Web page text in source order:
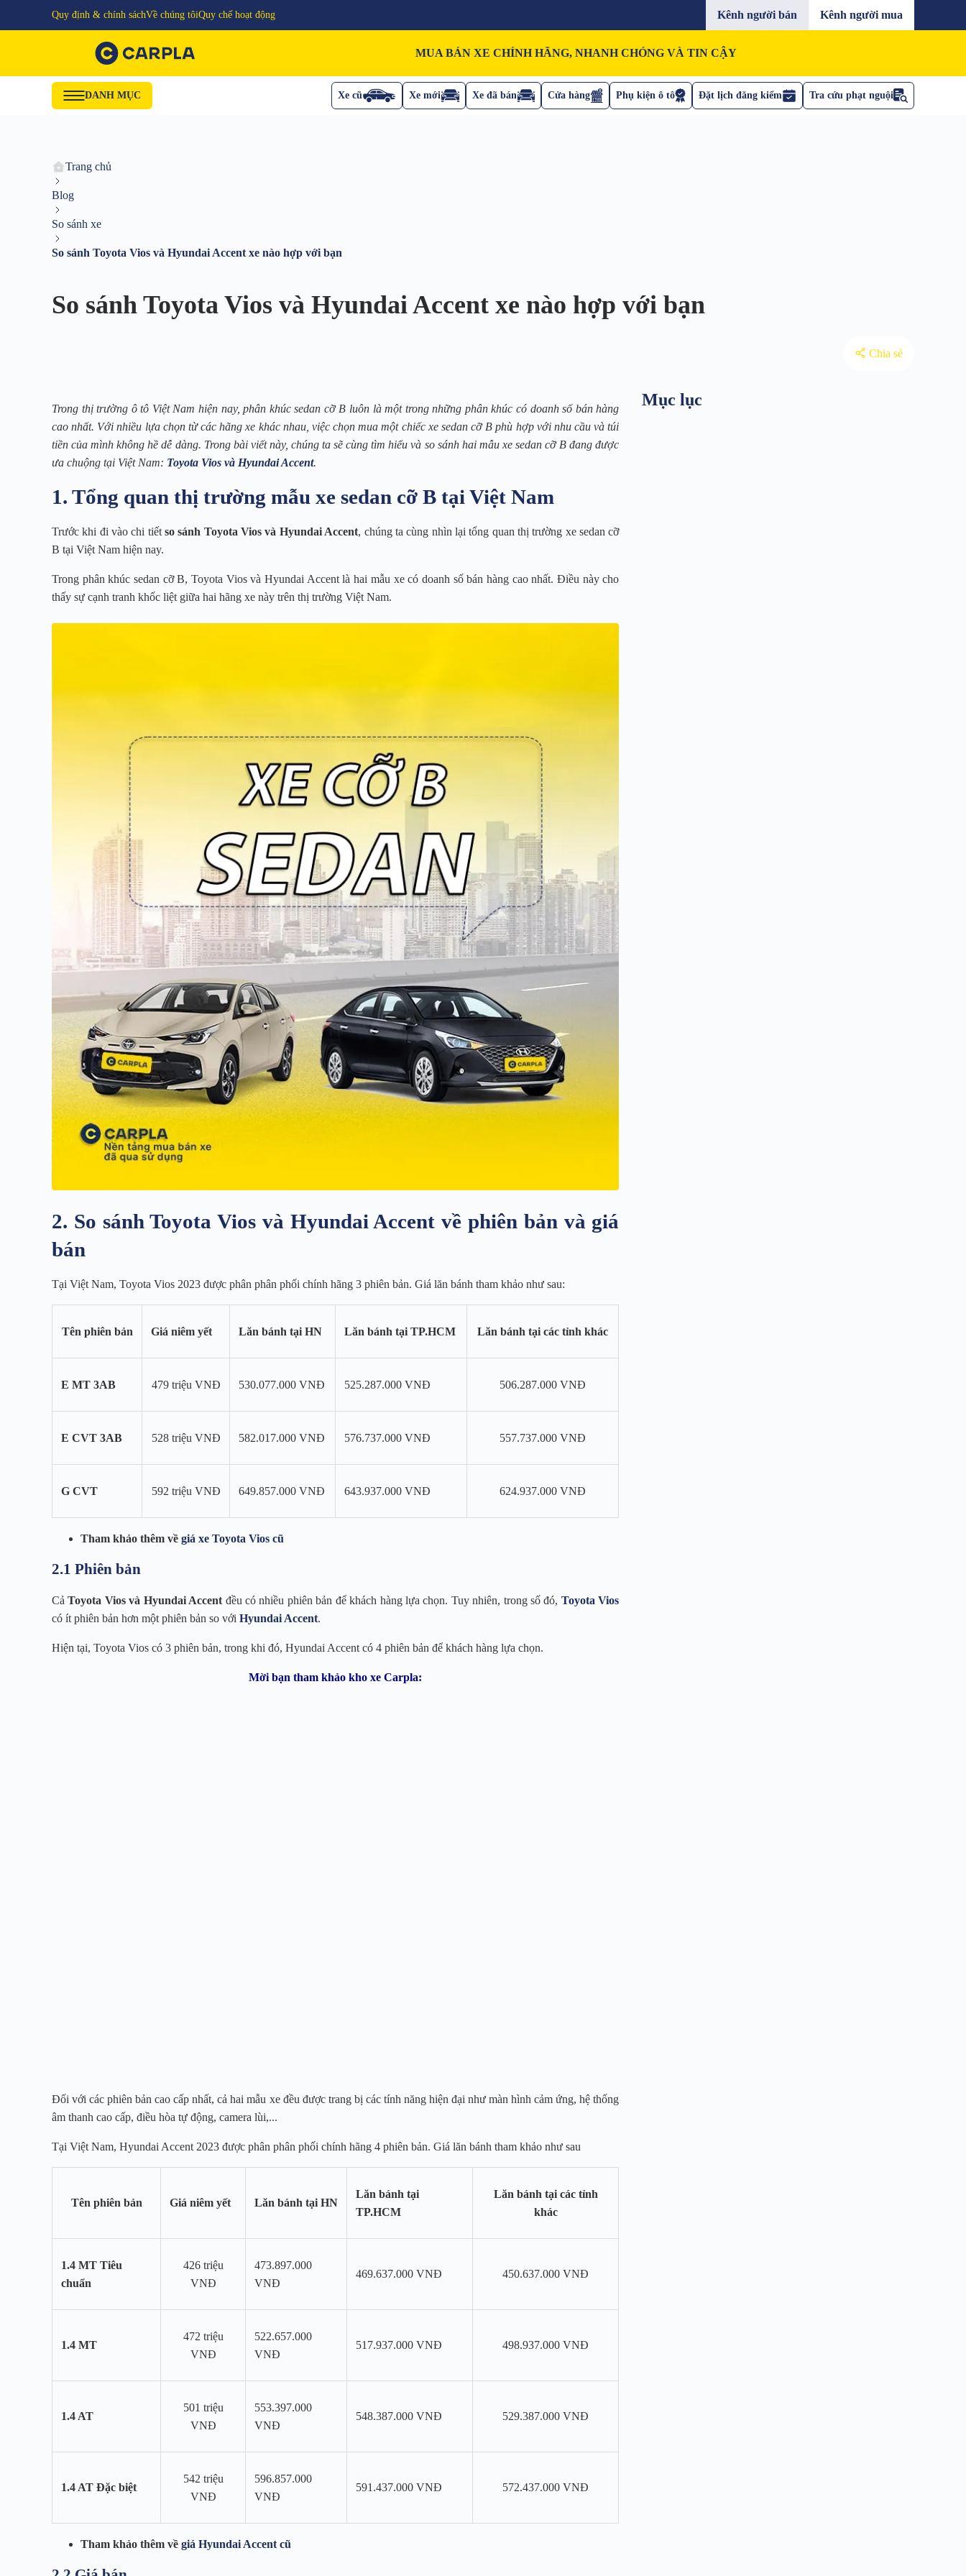
Quy định & chính sáchVề chúng tôiQuy chế hoạt động Kênh người bán Kênh người mua
MUA BÁN XE CHÍNH HÃNG, NHANH CHÓNG VÀ TIN CẬY
DANH MỤC Xe cũ Xe mới Xe đã bán Cửa hàng Phụ kiện ô tô Đặt lịch đăng kiểm Tra cứu phạt nguội
Trang chủ
Blog
So sánh xe
So sánh Toyota Vios và Hyundai Accent xe nào hợp với bạn
So sánh Toyota Vios và Hyundai Accent xe nào hợp với bạn
Chia sẻ
Trong thị trường ô tô Việt Nam hiện nay, phân khúc sedan cỡ B luôn là một trong những phân khúc có doanh số bán hàng
cao nhất. Với nhiều lựa chọn từ các hãng xe khác nhau, việc chọn mua một chiếc xe sedan cỡ B phù hợp với nhu cầu và túi
tiền của mình không hề dễ dàng. Trong bài viết này, chúng ta sẽ cùng tìm hiểu và so sánh hai mẫu xe sedan cỡ B đang được
ưa chuộng tại Việt Nam: Toyota Vios và Hyundai Accent.
1. Tổng quan thị trường mẫu xe sedan cỡ B tại Việt Nam
Trước khi đi vào chi tiếtso sánh Toyota Vios và Hyundai Accent, chúng ta cùng nhìn lại tổng quan thị trường xe sedan cỡ
B tại Việt Nam hiện nay.
Trong phân khúc sedan cỡ B, Toyota Vios và Hyundai Accent là hai mẫu xe có doanh số bán hàng cao nhất. Điều này cho
thấy sự cạnh tranh khốc liệt giữa hai hãng xe này trên thị trường Việt Nam.
2. So sánh Toyota Vios và Hyundai Accent về phiên bản và giá
bán
Tại Việt Nam, Toyota Vios 2023 được phân phân phối chính hãng 3 phiên bản. Giá lăn bánh tham khảo như sau:
Tên phiên bản Giá niêm yết Lăn bánh tại HN Lăn bánh tại TP.HCM Lăn bánh tại các tỉnh khác
E MT 3AB 479 triệu VNĐ 530.077.000 VNĐ 525.287.000 VNĐ 506.287.000 VNĐ
E CVT 3AB 528 triệu VNĐ 582.017.000 VNĐ 576.737.000 VNĐ 557.737.000 VNĐ
G CVT 592 triệu VNĐ 649.857.000 VNĐ 643.937.000 VNĐ 624.937.000 VNĐ
Tham khảo thêm về giá xe Toyota Vios cũ
2.1 Phiên bản
CảToyota Vios và Hyundai Accent đều có nhiều phiên bản để khách hàng lựa chọn. Tuy nhiên, trong số đó, Toyota Vios
có ít phiên bản hơn một phiên bản so với Hyundai Accent.
Hiện tại, Toyota Vios có 3 phiên bản, trong khi đó, Hyundai Accent có 4 phiên bản để khách hàng lựa chọn.
Mời bạn tham khảo kho xe Carpla:
Đối với các phiên bản cao cấp nhất, cả hai mẫu xe đều được trang bị các tính năng hiện đại như màn hình cảm ứng, hệ thống
âm thanh cao cấp, điều hòa tự động, camera lùi,...
Tại Việt Nam, Hyundai Accent 2023 được phân phân phối chính hãng 4 phiên bản. Giá lăn bánh tham khảo như sau
Tên phiên bản Giá niêm yết Lăn bánh tại HN
Lăn bánh tại
TP.HCM
Lăn bánh tại các tỉnh
khác
1.4 MT Tiêu
chuẩn
426 triệu
VNĐ
473.897.000
VNĐ
469.637.000 VNĐ 450.637.000 VNĐ
1.4 MT
472 triệu
VNĐ
522.657.000
VNĐ
517.937.000 VNĐ 498.937.000 VNĐ
1.4 AT
501 triệu
VNĐ
553.397.000
VNĐ
548.387.000 VNĐ 529.387.000 VNĐ
1.4 AT Đặc biệt
542 triệu
VNĐ
596.857.000
VNĐ
591.437.000 VNĐ 572.437.000 VNĐ
Tham khảo thêm về giá Hyundai Accent cũ
Mục lục